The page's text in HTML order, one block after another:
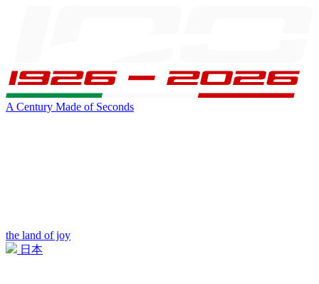
A Century Made of Seconds
the land of joy
日本